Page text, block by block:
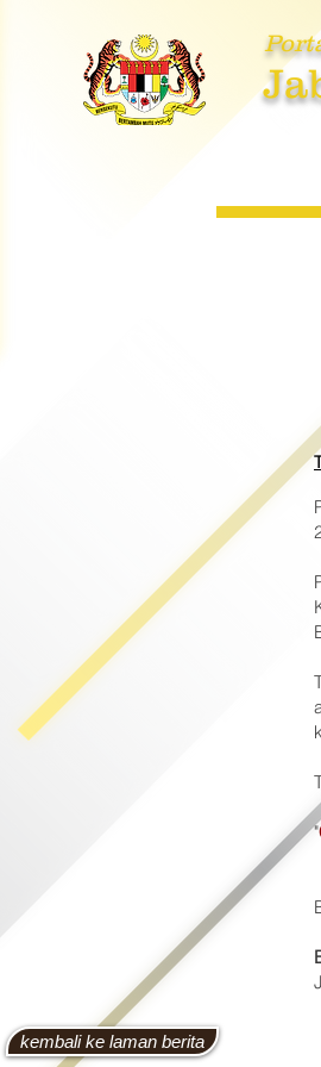
"
kembali ke laman berita